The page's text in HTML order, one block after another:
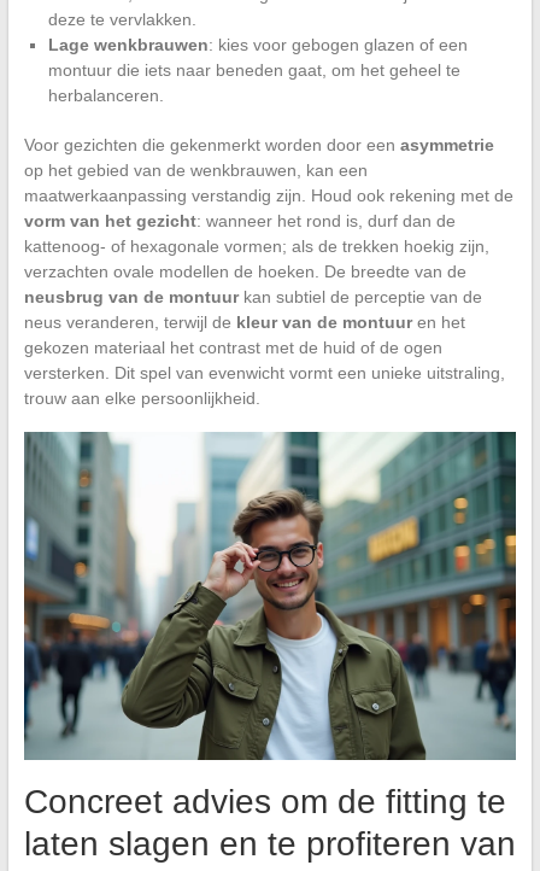
deze te vervlakken.
Lage wenkbrauwen: kies voor gebogen glazen of een
montuur die iets naar beneden gaat, om het geheel te
herbalanceren.
Voor gezichten die gekenmerkt worden door een asymmetrie
op het gebied van de wenkbrauwen, kan een
maatwerkaanpassing verstandig zijn. Houd ook rekening met de
vorm van het gezicht: wanneer het rond is, durf dan de
kattenoog- of hexagonale vormen; als de trekken hoekig zijn,
verzachten ovale modellen de hoeken. De breedte van de
neusbrug van de montuurkan subtiel de perceptie van de
neus veranderen, terwijl de kleur van de montuuren het
gekozen materiaal het contrast met de huid of de ogen
versterken. Dit spel van evenwicht vormt een unieke uitstraling,
trouw aan elke persoonlijkheid.
Concreet advies om de fitting te
laten slagen en te profiteren van